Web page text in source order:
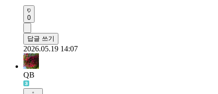
0
답글 쓰기
2026.05.19 14:07
QB